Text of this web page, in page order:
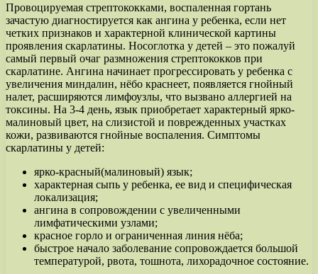
Провоцируемая стрептококками, воспаленная гортань
зачастую диагностируется как ангина у ребенка, если нет
четких признаков и характерной клинической картины
проявления скарлатины. Носоглотка у детей – это пожалуй
самый первый очаг размножения стрептококков при
скарлатине. Ангина начинает прогрессировать у ребенка с
увеличения миндалин, нёбо краснеет, появляется гнойный
налет, расширяются лимфоузлы, что вызвано аллергией на
токсины. На 3-4 день, язык приобретает характерный ярко-
малиновый цвет, на слизистой и поврежденных участках
кожи, развиваются гнойные воспаления. Симптомы
скарлатины у детей:
ярко-красный(малиновый) язык;
характерная сыпь у ребенка, ее вид и специфическая
локализация;
ангина в сопровождении с увеличенными
лимфатическими узлами;
красное горло и ограниченная линия нёба;
быстрое начало заболевание сопровождается большой
температурой, рвота, тошнота, лихорадочное состояние.